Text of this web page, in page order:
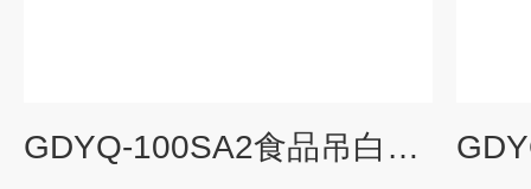
GDYQ-100SA2食品吊白块快速测定仪